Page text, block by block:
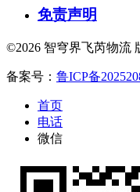
免责声明
©2026 智穹界飞芮物流
备案号： 鲁ICP备
首页
电话
微信